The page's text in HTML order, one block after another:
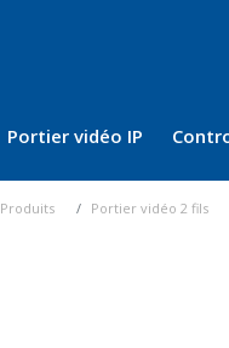
Portier vidéo IP
Produits Portier vidéo 2 fils